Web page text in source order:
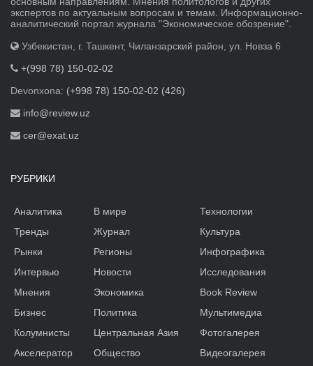
экспертов по актуальным вопросам и темам. Информационно-
аналитический портал журнала "Экономическое обозрение".
Узбекистан, г. Ташкент, Чиланзарский район, ул. Новза 6
+(998 78) 150-02-02
Devonxona: (+998 78) 150-02-02 (426)
info@review.uz
cer@exat.uz
РУБРИКИ
Аналитика
Тренды
Рынки
Интервью
Мнения
Бизнес
Колумнисты
Акселератор
В мире
Журнал
Регионы
Новости
Экономика
Политика
Центральная Азия
Общество
Технологии
Культура
Инфографика
Исследования
Book Review
Мультимедиа
Фотогалерея
Видеогалерея